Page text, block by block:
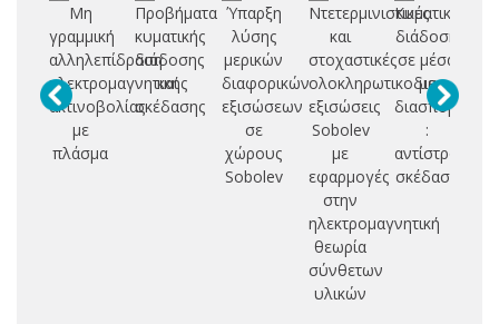
Μη
γραμμική
αλληλεπίδραση
ηλεκτρομαγνητικής
ακτινοβολίας
με
πλάσμα
Προβήματα
κυματικής
διάδοσης
και
σκέδασης
Ύπαρξη
λύσης
μερικών
διαφορικών
εξισώσεων
σε
χώρους
Sobolev
Ντετερμινιστικές
και
στοχαστικές
ολοκληρωτικοδιαφορικές
εξισώσεις
Sobolev
με
εφαρμογές
στην
ηλεκτρομαγνητική
θεωρία
σύνθετων
υλικών
Κυματική
διάδοση
σε μέσα
με
διασπορά
:
αντίστροφη
σκέδαση